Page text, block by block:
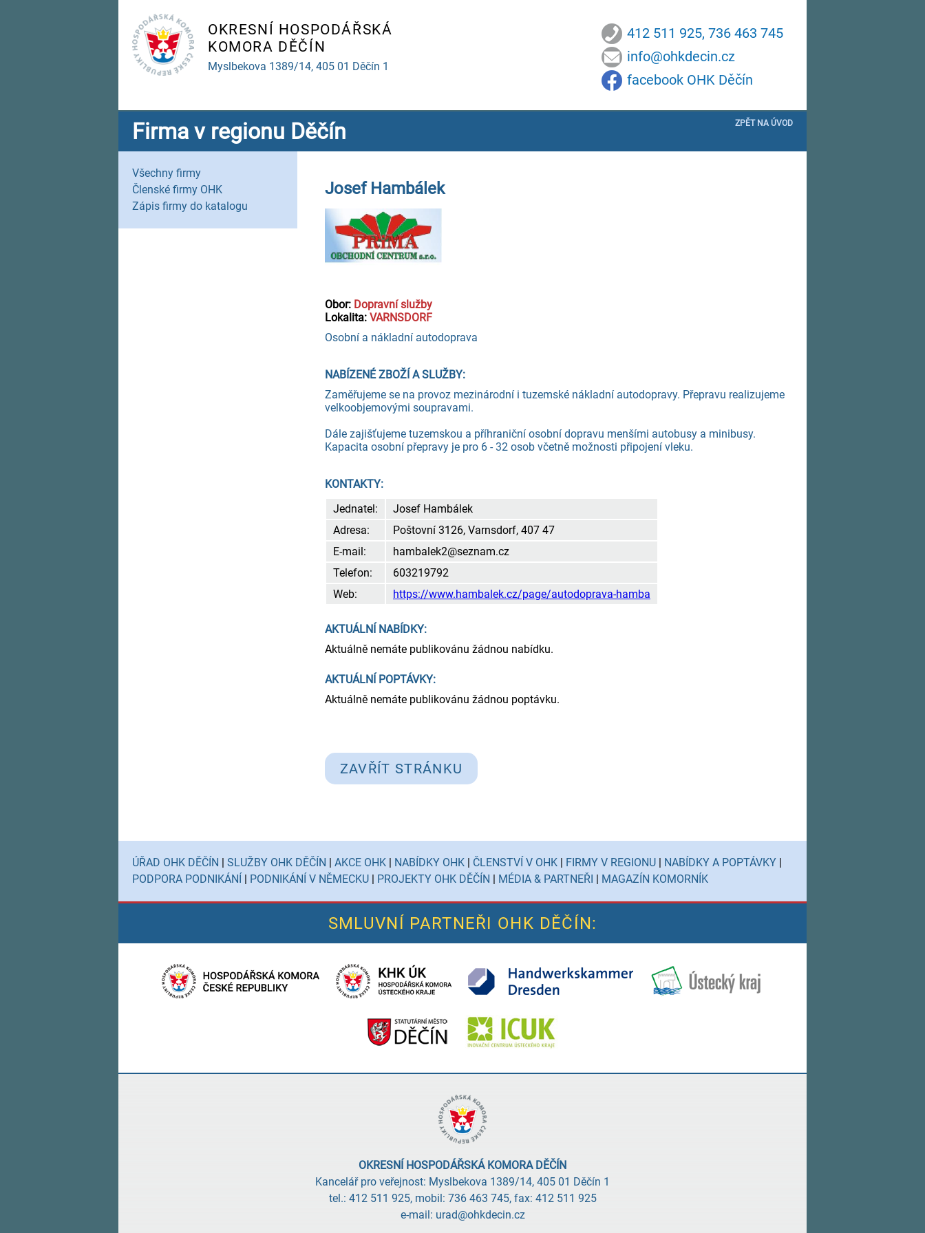
OKRESNÍ HOSPODÁŘSKÁ
KOMORA DĚČÍN
Myslbekova 1389/14, 405 01 Děčín 1
412 511 925, 736 463 745
info@ohkdecin.cz
facebook OHK Děčín
Firma v regionu Děčín ZPĚT NA ÚVOD
Všechny firmy
Členské firmy OHK
Zápis firmy do katalogu
Josef Hambálek
Obor: Dopravní služby
Lokalita: VARNSDORF
Osobní a nákladní autodoprava
NABÍZENÉ ZBOŽÍ A SLUŽBY:
Zaměřujeme se na provoz mezinárodní i tuzemské nákladní autodopravy. Přepravu realizujeme
velkoobjemovými soupravami.
Dále zajišťujeme tuzemskou a příhraniční osobní dopravu menšími autobusy a minibusy.
Kapacita osobní přepravy je pro 6 - 32 osob včetně možnosti připojení vleku.
KONTAKTY:
Jednatel:
Josef Hambálek
Adresa:
Poštovní 3126, Varnsdorf, 407 47
E-mail:
hambalek2@seznam.cz
Telefon:
603219792
Web:
https://www.hambalek.cz/page/autodoprava-hamba
AKTUÁLNÍ NABÍDKY:
Aktuálně nemáte publikovánu žádnou nabídku.
AKTUÁLNÍ POPTÁVKY:
Aktuálně nemáte publikovánu žádnou poptávku.
ZAVŘÍT STRÁNKU
ÚŘAD OHK DĚČÍN | SLUŽBY OHK DĚČÍN | AKCE OHK | NABÍDKY OHK | ČLENSTVÍ V OHK | FIRMY V REGIONU | NABÍDKY A POPTÁVKY |
PODPORA PODNIKÁNÍ | PODNIKÁNÍ V NĚMECKU | PROJEKTY OHK DĚČÍN | MÉDIA & PARTNEŘI | MAGAZÍN KOMORNÍK
SMLUVNÍ PARTNEŘI OHK DĚČÍN:
OKRESNÍ HOSPODÁŘSKÁ KOMORA DĚČÍN
Kancelář pro veřejnost: Myslbekova 1389/14, 405 01 Děčín 1
tel.: 412 511 925, mobil: 736 463 745, fax: 412 511 925
e-mail: urad@ohkdecin.cz